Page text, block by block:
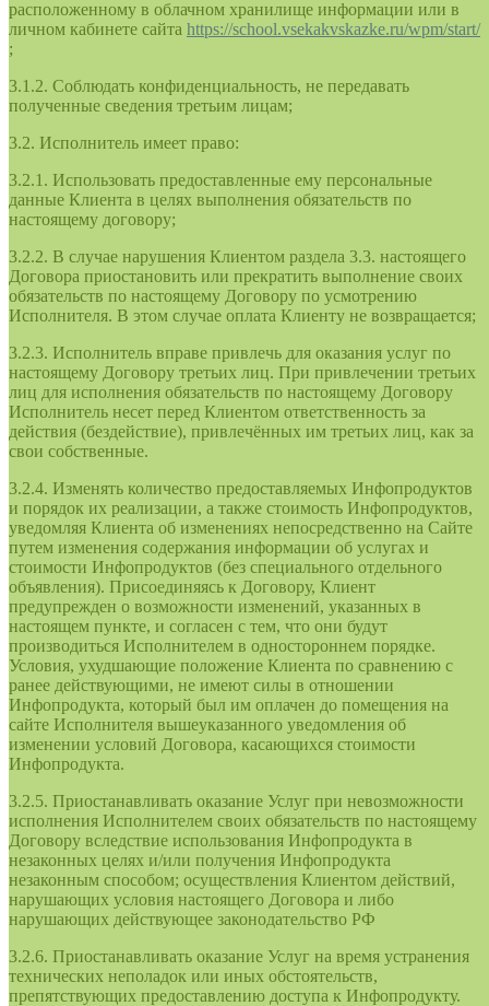
расположенному в облачном хранилище информации или в
личном кабинете сайта https://school.vsekakvskazke.ru/wpm/start/
;
3.1.2. Соблюдать конфиденциальность, не передавать
полученные сведения третьим лицам;
3.2. Исполнитель имеет право:
3.2.1. Использовать предоставленные ему персональные
данные Клиента в целях выполнения обязательств по
настоящему договору;
3.2.2. В случае нарушения Клиентом раздела 3.3. настоящего
Договора приостановить или прекратить выполнение своих
обязательств по настоящему Договору по усмотрению
Исполнителя. В этом случае оплата Клиенту не возвращается;
3.2.3. Исполнитель вправе привлечь для оказания услуг по
настоящему Договору третьих лиц. При привлечении третьих
лиц для исполнения обязательств по настоящему Договору
Исполнитель несет перед Клиентом ответственность за
действия (бездействие), привлечённых им третьих лиц, как за
свои собственные.
3.2.4. Изменять количество предоставляемых Инфопродуктов
и порядок их реализации, а также стоимость Инфопродуктов,
уведомляя Клиента об изменениях непосредственно на Сайте
путем изменения содержания информации об услугах и
стоимости Инфопродуктов (без специального отдельного
объявления). Присоединяясь к Договору, Клиент
предупрежден о возможности изменений, указанных в
настоящем пункте, и согласен с тем, что они будут
производиться Исполнителем в одностороннем порядке.
Условия, ухудшающие положение Клиента по сравнению с
ранее действующими, не имеют силы в отношении
Инфопродукта, который был им оплачен до помещения на
сайте Исполнителя вышеуказанного уведомления об
изменении условий Договора, касающихся стоимости
Инфопродукта.
3.2.5. Приостанавливать оказание Услуг при невозможности
исполнения Исполнителем своих обязательств по настоящему
Договору вследствие использования Инфопродукта в
незаконных целях и/или получения Инфопродукта
незаконным способом; осуществления Клиентом действий,
нарушающих условия настоящего Договора и либо
нарушающих действующее законодательство РФ
3.2.6. Приостанавливать оказание Услуг на время устранения
технических неполадок или иных обстоятельств,
препятствующих предоставлению доступа к Инфопродукту.